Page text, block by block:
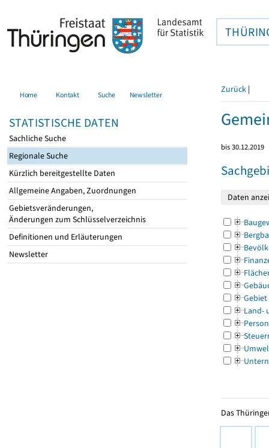
Home Kontakt Suche Newsletter
STATISTISCHE DATEN
Sachliche Suche
Regionale Suche
Kürzlich bereitgestellte Daten
Allgemeine Angaben, Zuordnungen
Gebietsveränderungen,
Änderungen zum Schlüsselverzeichnis
Definitionen und Erläuterungen
Newsletter
Zurück |
bis 30.12.2019
Gebiet
Land-
Das